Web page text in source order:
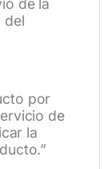
de la
del
por
de
la